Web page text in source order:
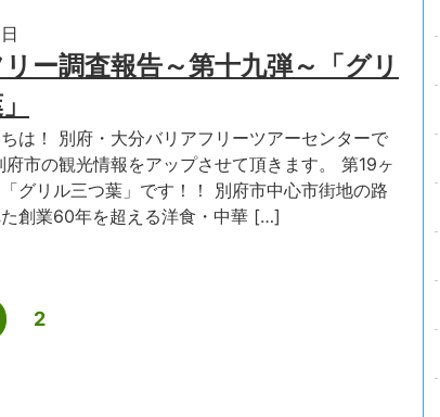
ー調査報告～第十九弾～「グリ
は！ 別府・大分バリアフリーツアーセンターで
市の観光情報をアップさせて頂きます。 第19ヶ
グリル三つ葉」です！！ 別府市中心市街地の路
創業60年を超える洋食・中華 […]
2